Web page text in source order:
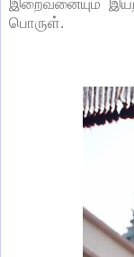
இறைவனையும்
பொருள்.